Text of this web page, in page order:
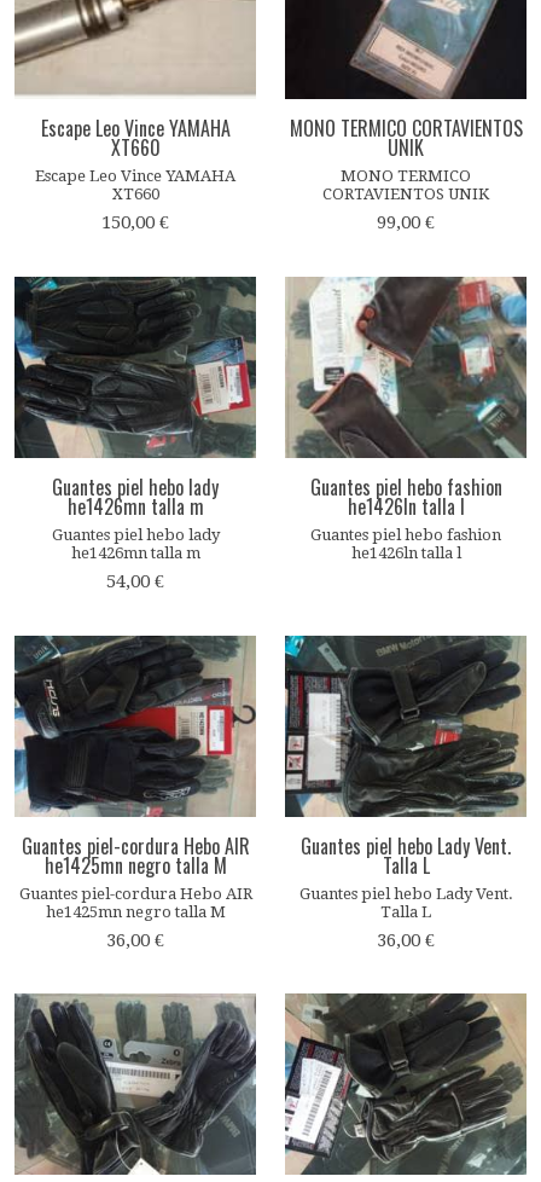
Escape Leo Vince YAMAHA
XT660
Escape Leo Vince YAMAHA
XT660
150,00 €
MONO TERMICO CORTAVIENTOS
UNIK
MONO TERMICO
CORTAVIENTOS UNIK
99,00 €
Guantes piel hebo lady
he1426mn talla m
Guantes piel hebo lady
he1426mn talla m
54,00 €
Guantes piel hebo fashion
he1426ln talla l
Guantes piel hebo fashion
he1426ln talla l
Guantes piel-cordura Hebo AIR
he1425mn negro talla M
Guantes piel-cordura Hebo AIR
he1425mn negro talla M
36,00 €
Guantes piel hebo Lady Vent.
Talla L
Guantes piel hebo Lady Vent.
Talla L
36,00 €